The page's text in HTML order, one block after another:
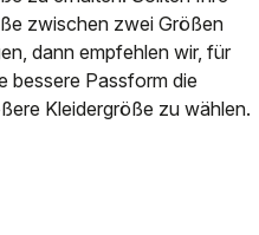
zwischen zwei Größen
dann empfehlen wir, für
bessere Passform die
Kleidergröße zu wählen.